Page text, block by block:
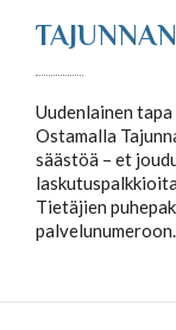
Uudenlainen
Ostamalla
säästöä – et
Tietäjien
palvelunumeroon.